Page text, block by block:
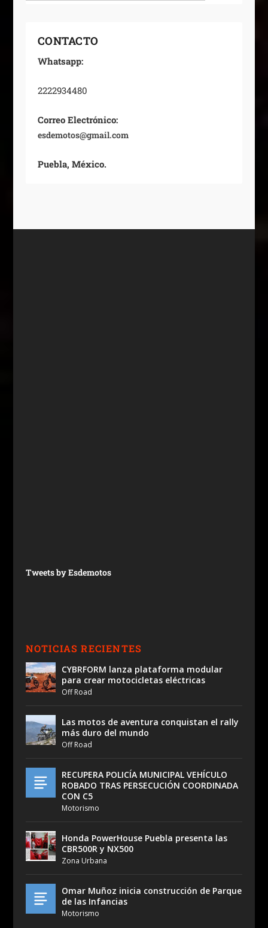
CONTACTO
Whatsapp:
2222934480
Correo Electrónico:
esdemotos@gmail.com
Puebla, México.
Tweets by Esdemotos
NOTICIAS RECIENTES
CYBRFORM lanza plataforma modular
para crear motocicletas eléctricas
Off Road
Las motos de aventura conquistan el rally
más duro del mundo
Off Road
RECUPERA POLICÍA MUNICIPAL VEHÍCULO
ROBADO TRAS PERSECUCIÓN COORDINADA
CON C5
Motorismo
Honda PowerHouse Puebla presenta las
CBR500R y NX500
Zona Urbana
Omar Muñoz inicia construcción de Parque
de las Infancias
Motorismo